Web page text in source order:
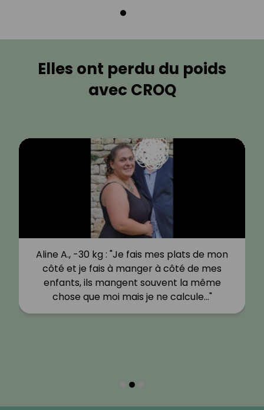
Elles ont perdu du poids
avec CROQ
Aline A., -30 kg : "Je fais mes plats de mon
côté et je fais à manger à côté de mes
enfants, ils mangent souvent la même
chose que moi mais je ne calcule…"